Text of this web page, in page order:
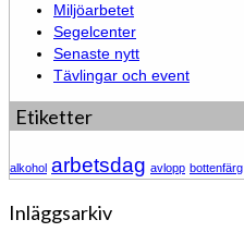
Miljöarbetet
Segelcenter
Senaste nytt
Tävlingar och event
Etiketter
alkohol arbetsdag avlopp bottenfärg
Inläggsarkiv